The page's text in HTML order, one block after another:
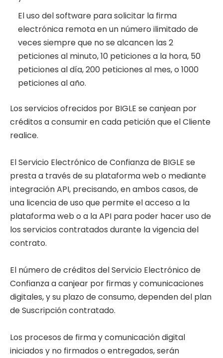
El uso del software para solicitar la firma
electrónica remota en un número ilimitado de
veces siempre que no se alcancen las 2
peticiones al minuto, 10 peticiones a la hora, 50
peticiones al día, 200 peticiones al mes, o 1000
peticiones al año.
Los servicios ofrecidos por BIGLE se canjean por
créditos a consumir en cada petición que el Cliente
realice.
El Servicio Electrónico de Confianza de BIGLE se
presta a través de su plataforma web o mediante
integración API, precisando, en ambos casos, de
una licencia de uso que permite el acceso a la
plataforma web o a la API para poder hacer uso de
los servicios contratados durante la vigencia del
contrato.
El número de créditos del Servicio Electrónico de
Confianza a canjear por firmas y comunicaciones
digitales, y su plazo de consumo, dependen del plan
de Suscripción contratado.
Los procesos de firma y comunicación digital
iniciados y no firmados o entregados, serán